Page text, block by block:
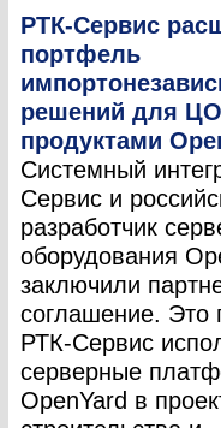
РТК-Сервис
портфель
решений для
продуктами
Системный
Сервис и
разработчик
оборудования
заключили
соглашение. Это
РТК-Сервис
серверные
OpenYard в